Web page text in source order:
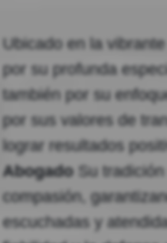
Ubicado en la
por su profunda
también por su
por sus valores de
lograr resultados
AbogadoSu tradición
compasión,
escuchadas y